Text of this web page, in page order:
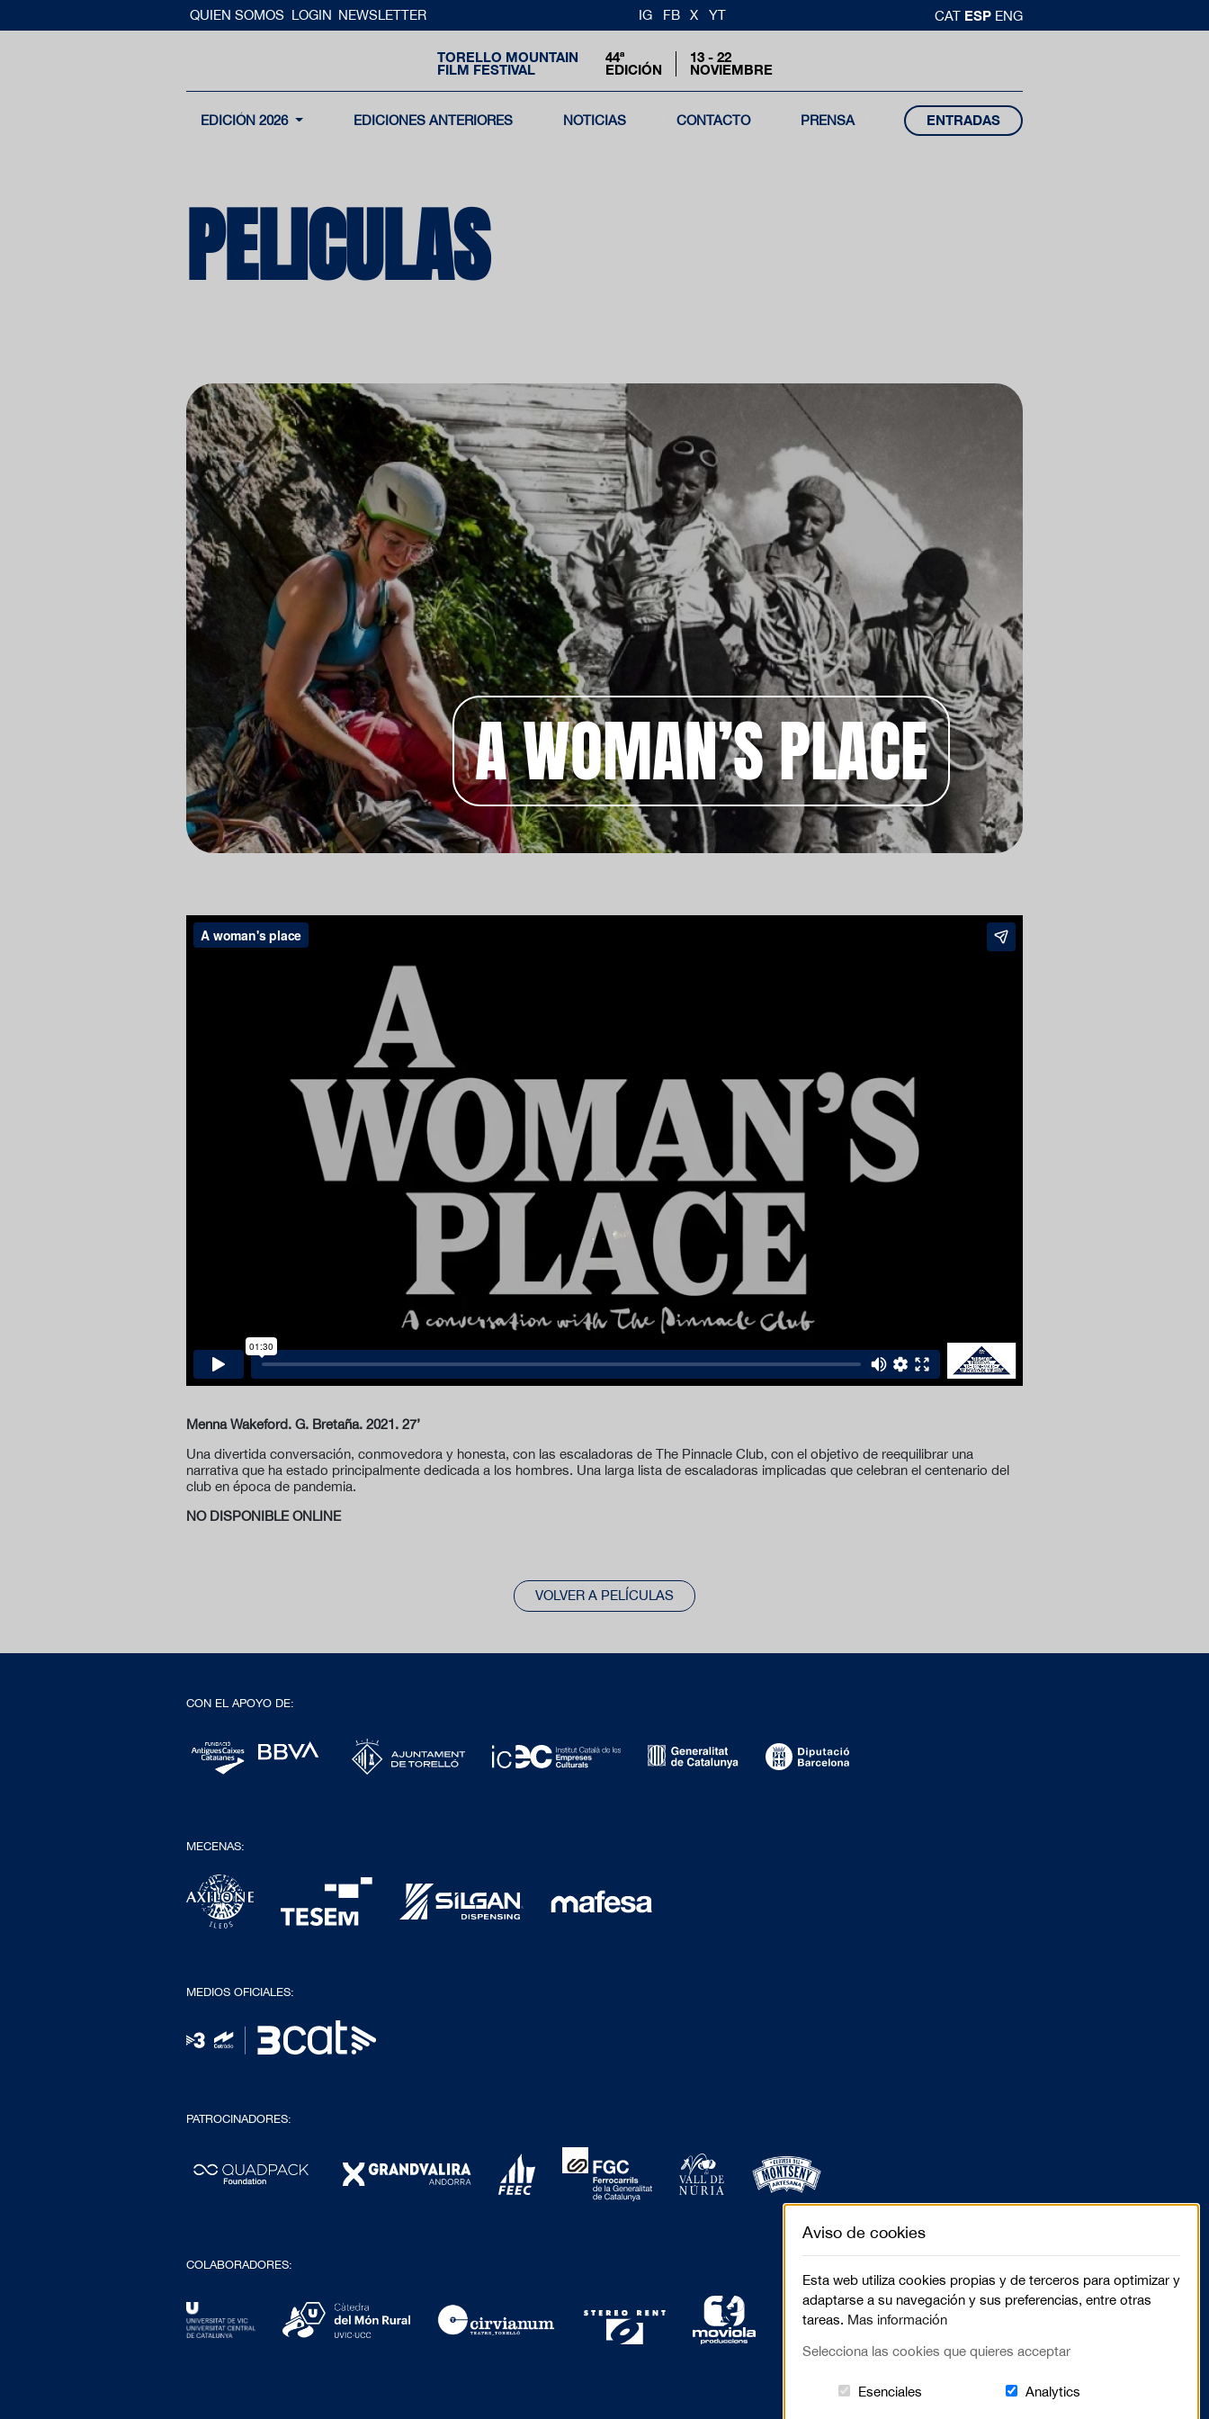
QUIEN SOMOS LOGIN NEWSLETTER IG FB X YT CAT ESP ENG
TORELLO MOUNTAIN
FILM FESTIVAL
44ª
EDICIÓN
13 - 22
NOVIEMBRE
EDICIÓN 2026 EDICIONES ANTERIORES NOTICIAS CONTACTO PRENSA ENTRADAS
PELICULAS
A WOMAN’S PLACE
Menna Wakeford. G. Bretaña. 2021. 27’
Una divertida conversación, conmovedora y honesta, con las escaladoras de The Pinnacle Club, con el objetivo de reequilibrar una
narrativa que ha estado principalmente dedicada a los hombres. Una larga lista de escaladoras implicadas que celebran el centenario del
club en época de pandemia.
NO DISPONIBLE ONLINE
VOLVER A PELÍCULAS
CON EL APOYO DE:
MECENAS:
MEDIOS OFICIALES:
PATROCINADORES:
COLABORADORES:
Aviso de cookies
Esta web utiliza cookies propias y de terceros para optimizar y
adaptarse a su navegación y sus preferencias, entre otras
tareas. Mas información
Selecciona las cookies que quieres acceptar
Esenciales Estas cookies són essenciales para el lugar
Analytics